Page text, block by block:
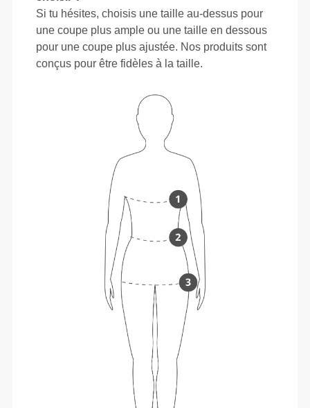
Si tu hésites, choisis une taille au-dessus pour
une coupe plus ample ou une taille en dessous
pour une coupe plus ajustée. Nos produits sont
conçus pour être fidèles à la taille.